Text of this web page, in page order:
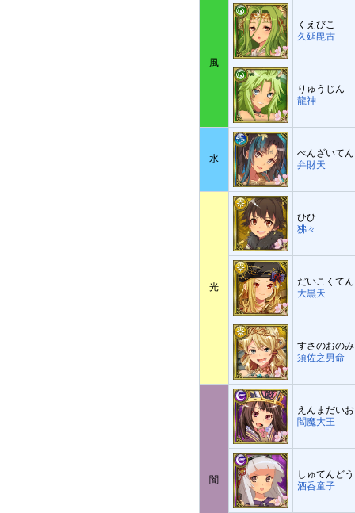
風
くえびこ
久延毘古
りゅうじん
龍神
水
べんざいてん
弁財天
光
ひひ
狒々
だいこくてん
大黒天
すさのおの
須佐之男命
闇
えんまだい
閻魔大王
しゅてんど
酒呑童子